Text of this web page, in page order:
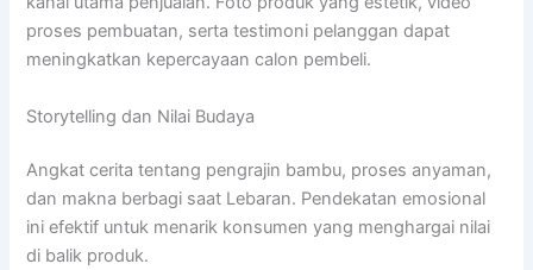
proses pembuatan, serta testimoni pelanggan dapat
meningkatkan kepercayaan calon pembeli.
Storytelling dan Nilai Budaya
Angkat cerita tentang pengrajin bambu, proses anyaman,
dan makna berbagi saat Lebaran. Pendekatan emosional
ini efektif untuk menarik konsumen yang menghargai nilai
di balik produk.